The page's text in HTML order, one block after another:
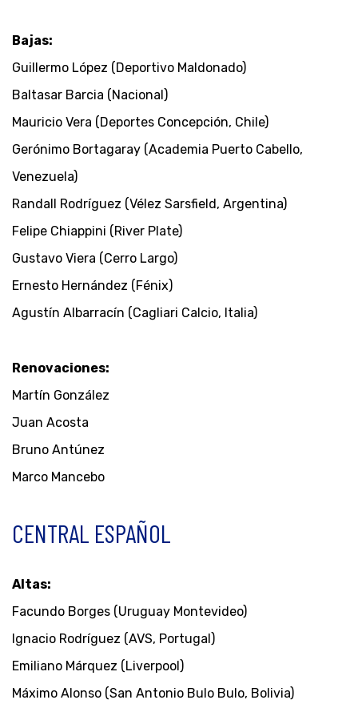
Bajas:
Guillermo López (Deportivo Maldonado)
Baltasar Barcia (Nacional)
Mauricio Vera (Deportes Concepción, Chile)
Gerónimo Bortagaray (Academia Puerto Cabello,
Venezuela)
Randall Rodríguez (Vélez Sarsfield, Argentina)
Felipe Chiappini (River Plate)
Gustavo Viera (Cerro Largo)
Ernesto Hernández (Fénix)
Agustín Albarracín (Cagliari Calcio, Italia)
Renovaciones:
Martín González
Juan Acosta
Bruno Antúnez
Marco Mancebo
CENTRAL ESPAÑOL
Altas:
Facundo Borges (Uruguay Montevideo)
Ignacio Rodríguez (AVS, Portugal)
Emiliano Márquez (Liverpool)
Máximo Alonso (San Antonio Bulo Bulo, Bolivia)